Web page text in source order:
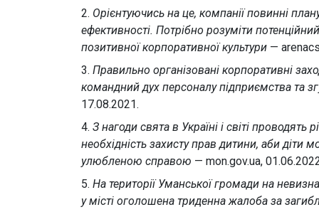
2. Орієнтуючись на це, компанії повинні
ефективності. Потрібно розуміти
позитивної корпоративної культури —
3. Правильно організовані корпоративні
командний дух персоналу підприємства та
17.08.2021.
4. З нагоди свята в Україні і світі проводять
необхідність захисту прав дитини, аби
улюбленою справою — mon.gov.ua,
5. На території Уманської громади на
у місті оголошена триденна жалоба за